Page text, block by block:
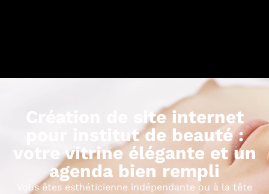
Création de site internet
pour institut de beauté :
votre vitrine élégante et un
agenda bien rempli
Vous êtes esthéticienne indépendante ou à la tête